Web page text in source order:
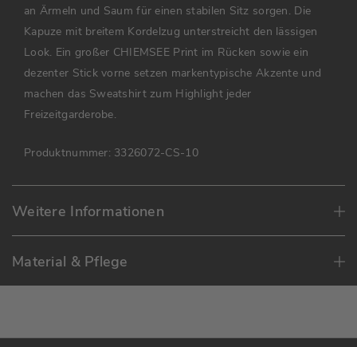
an Ärmeln und Saum für einen stabilen Sitz sorgen. Die
Kapuze mit breitem Kordelzug unterstreicht den lässigen
Look. Ein großer CHIEMSEE Print im Rücken sowie ein
dezenter Stick vorne setzen markentypische Akzente und
machen das Sweatshirt zum Highlight jeder
Freizeitgarderobe.
Produktnummer: 3326072-CS-10
Weitere Informationen
Material & Pflege